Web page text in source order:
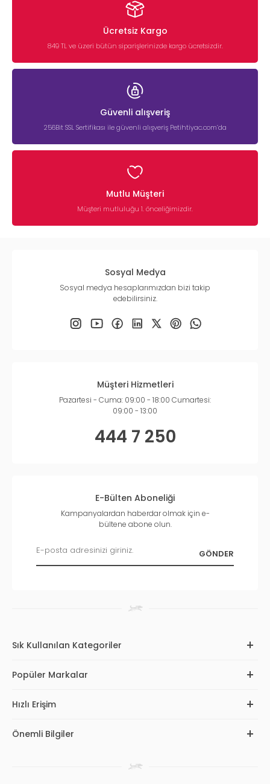
Ücretsiz Kargo
849 TL ve üzeri bütün siparişlerinizde kargo ücretsizdir.
Güvenli alışveriş
256Bit SSL Sertifikası ile güvenli alışveriş Petihtiyac.com’da
Mutlu Müşteri
Müşteri mutluluğu 1. önceliğimizdir.
Sosyal Medya
Sosyal medya hesaplarımızdan bizi takip
edebilirsiniz.
Müşteri Hizmetleri
Pazartesi - Cuma: 09:00 - 18:00 Cumartesi:
09:00 - 13:00
444 7 250
E-Bülten Aboneliği
Kampanyalardan haberdar olmak için e-
bültene abone olun.
Sık Kullanılan Kategoriler
Popüler Markalar
Hızlı Erişim
Önemli Bilgiler